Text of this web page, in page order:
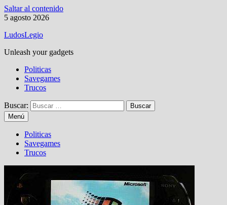
Saltar al contenido
5 agosto 2026
LudosLegio
Unleash your gadgets
Politicas
Savegames
Trucos
Buscar:
Menú
Politicas
Savegames
Trucos